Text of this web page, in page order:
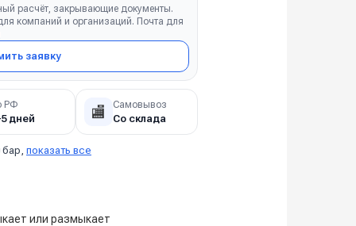
расчёт, закрывающие документы.
компаний и организаций. Почта для
заявку
РФ
дней 🏬 Самовывоз
Со склада
бар, показать все
или размыкает